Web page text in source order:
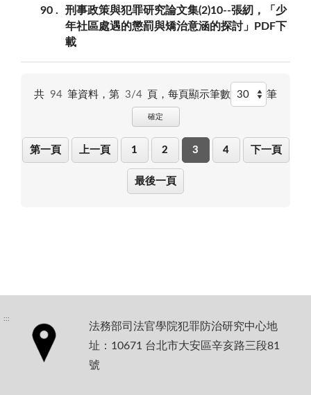
90
刑事政策與犯罪研究論文集(2)10--張紉，「少
年社區處遇的懲罰與矯治意涵的探討」PDF下
載
共 94 筆資料，第 3/4 頁，每頁顯示筆數 筆
確定
第一頁 上一頁 1 2 3 4 下一頁
最後一頁
:::
法務部司法官學院犯罪防治研究中心地
址：10671 台北市大安區辛亥路三段81
號